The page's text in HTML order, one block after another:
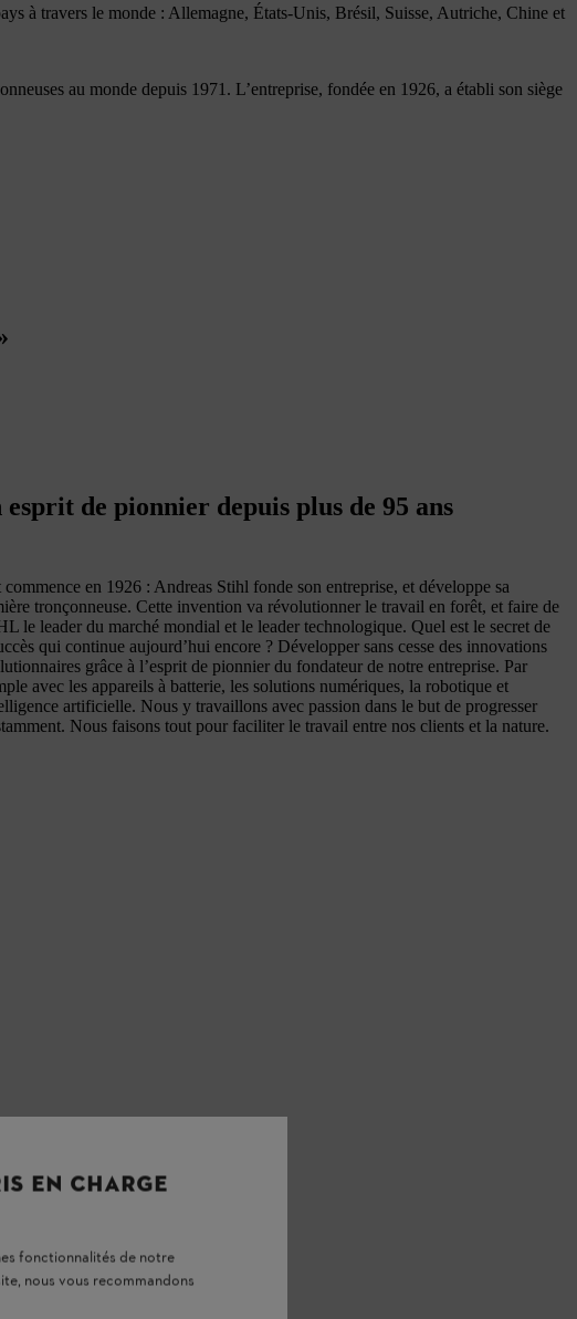
à travers le monde : Allemagne, États-Unis, Brésil, Suisse, Autriche, Chine et
au monde depuis 1971. L’entreprise, fondée en 1926, a établi son siège
esprit de pionnier depuis plus de 95 ans
commence en 1926 : Andreas Stihl fonde son entreprise, et développe sa
tronçonneuse. Cette invention va révolutionner le travail en forêt, et faire de
le leader du marché mondial et le leader technologique. Quel est le secret de
qui continue aujourd’hui encore ? Développer sans cesse des innovations
grâce à l’esprit de pionnier du fondateur de notre entreprise. Par
avec les appareils à batterie, les solutions numériques, la robotique et
artificielle. Nous y travaillons avec passion dans le but de progresser
Nous faisons tout pour faciliter le travail entre nos clients et la nature.
des
se
les
EN CHARGE
fonctionnalités de notre
nous vous recommandons